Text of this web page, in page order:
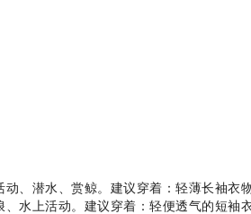
、潜水、赏鲸。建议穿着：轻薄长袖衣物
水上活动。建议穿着：轻便透气的短袖